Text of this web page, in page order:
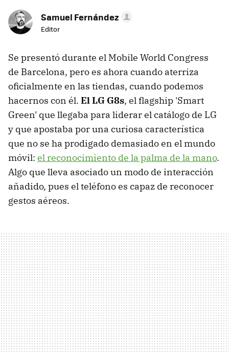
Samuel Fernández
Editor
Se presentó durante el Mobile World Congress
de Barcelona, pero es ahora cuando aterriza
oficialmente en las tiendas, cuando podemos
hacernos con él. El LG G8s, el flagship 'Smart
Green' que llegaba para liderar el catálogo de LG
y que apostaba por una curiosa característica
que no se ha prodigado demasiado en el mundo
móvil: el reconocimiento de la palma de la mano.
Algo que lleva asociado un modo de interacción
añadido, pues el teléfono es capaz de reconocer
gestos aéreos.